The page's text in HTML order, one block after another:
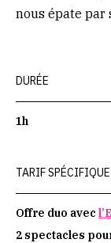
nous épate par
DURÉE
1h
TARIF SPÉCIFIQUE
Offre duo avec
2 spectacles